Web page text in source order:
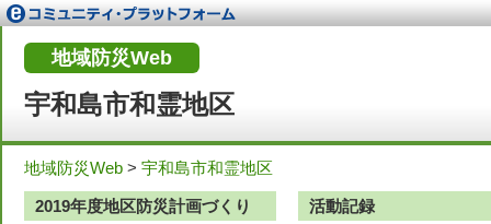
宇和島市和霊地区
地域防災Web
地域防災Web > 宇和島市和霊地区
2019年度地区防災計画づくり 活動記録